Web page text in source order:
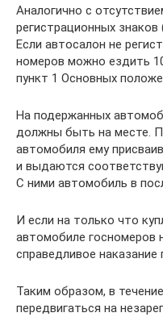
Аналогично с
регистрационных
Если автосалон не
номеров можно ездить
пункт 1 Основных
На подержанных
должны быть на месте.
автомобиля ему
и выдаются
С ними автомобиль в
И если на только что
автомобиле госномеров
справедливое
Таким образом, в
передвигаться на